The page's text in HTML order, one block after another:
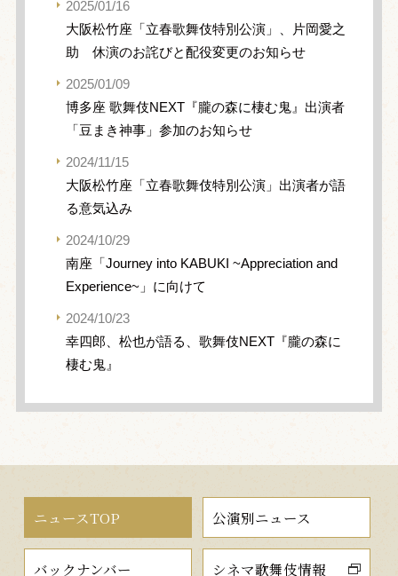
2025/01/16
大阪松竹座「立春歌舞伎特別公演」、片岡愛之
助 休演のお詫びと配役変更のお知らせ
2025/01/09
博多座 歌舞伎NEXT『朧の森に棲む鬼』出演者
「豆まき神事」参加のお知らせ
2024/11/15
大阪松竹座「立春歌舞伎特別公演」出演者が語
る意気込み
2024/10/29
南座「Journey into KABUKI ~Appreciation and
Experience~」に向けて
2024/10/23
幸四郎、松也が語る、歌舞伎NEXT『朧の森に
棲む鬼』
ニュースTOP 公演別ニュース
バックナンバー シネマ歌舞伎情報